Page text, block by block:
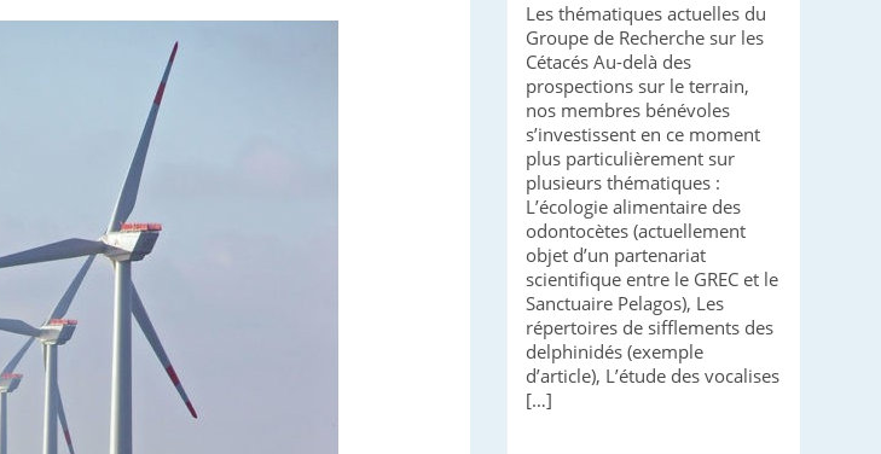
Les thématiques actuelles du
Groupe de Recherche sur les
Cétacés Au-delà des
prospections sur le terrain,
nos membres bénévoles
s’investissent en ce moment
plus particulièrement sur
plusieurs thématiques :
L’écologie alimentaire des
odontocètes (actuellement
objet d’un partenariat
scientifique entre le GREC et le
Sanctuaire Pelagos), Les
répertoires de sifflements des
delphinidés (exemple
d’article), L’étude des vocalises
[…]